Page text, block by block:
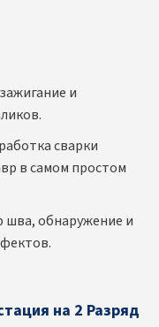
и
сварки
в самом простом
шва, обнаружение и
на 2 Разряд